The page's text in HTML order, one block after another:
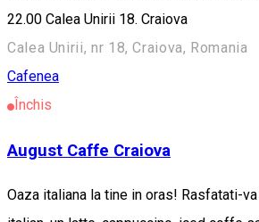
22.00 Calea Unirii 18. Craiova
Calea Unirii, nr 18, Craiova, Romania
Cafenea
Închis
August Caffe Craiova
Oaza italiana la tine in oras! Rasfatati-